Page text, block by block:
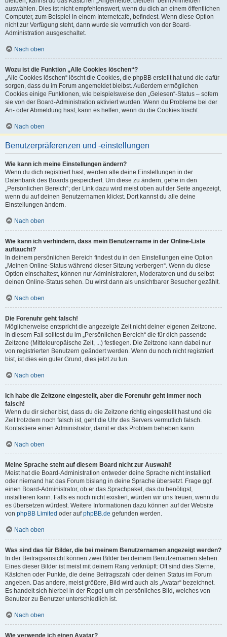
auswählen. Dies ist nicht empfehlenswert, wenn du dich an einem öffentlichen
Computer, zum Beispiel in einem Internetcafé, befindest. Wenn diese Option
nicht zur Verfügung steht, dann wurde sie vermutlich von der Board-
Administration ausgeschaltet.
Nach oben
Wozu ist die Funktion „Alle Cookies löschen“?
„Alle Cookies löschen“ löscht die Cookies, die phpBB erstellt hat und die dafür
sorgen, dass du im Forum angemeldet bleibst. Außerdem ermöglichen
Cookies einige Funktionen, wie beispielsweise den „Gelesen“-Status – sofern
sie von der Board-Administration aktiviert wurden. Wenn du Probleme bei der
An- oder Abmeldung hast, kann es helfen, wenn du die Cookies löscht.
Nach oben
Benutzerpräferenzen und -einstellungen
Wie kann ich meine Einstellungen ändern?
Wenn du dich registriert hast, werden alle deine Einstellungen in der
Datenbank des Boards gespeichert. Um diese zu ändern, gehe in den
„Persönlichen Bereich“; der Link dazu wird meist oben auf der Seite angezeigt,
wenn du auf deinen Benutzernamen klickst. Dort kannst du alle deine
Einstellungen ändern.
Nach oben
Wie kann ich verhindern, dass mein Benutzername in der Online-Liste
auftaucht?
In deinem persönlichen Bereich findest du in den Einstellungen eine Option
„Meinen Online-Status während dieser Sitzung verbergen“. Wenn du diese
Option einschaltest, können nur Administratoren, Moderatoren und du selbst
deinen Online-Status sehen. Du wirst dann als unsichtbarer Besucher gezählt.
Nach oben
Die Forenuhr geht falsch!
Möglicherweise entspricht die angezeigte Zeit nicht deiner eigenen Zeitzone.
In diesem Fall solltest du im „Persönlichen Bereich“ die für dich passende
Zeitzone (Mitteleuropäische Zeit, ...) festlegen. Die Zeitzone kann dabei nur
von registrierten Benutzern geändert werden. Wenn du noch nicht registriert
bist, ist dies ein guter Grund, dies jetzt zu tun.
Nach oben
Ich habe die Zeitzone eingestellt, aber die Forenuhr geht immer noch
falsch!
Wenn du dir sicher bist, dass du die Zeitzone richtig eingestellt hast und die
Zeit trotzdem noch falsch ist, geht die Uhr des Servers vermutlich falsch.
Kontaktiere einen Administrator, damit er das Problem beheben kann.
Nach oben
Meine Sprache steht auf diesem Board nicht zur Auswahl!
Meist hat die Board-Administration entweder deine Sprache nicht installiert
oder niemand hat das Forum bislang in deine Sprache übersetzt. Frage ggf.
einen Board-Administrator, ob er das Sprachpaket, das du benötigst,
installieren kann. Falls es noch nicht existiert, würden wir uns freuen, wenn du
es übersetzen würdest. Weitere Informationen dazu können auf der Website
von phpBB Limited oder aufphpBB.de gefunden werden.
Nach oben
Was sind das für Bilder, die bei meinem Benutzernamen angezeigt werden?
In der Beitragsansicht können zwei Bilder bei deinem Benutzernamen stehen.
Eines dieser Bilder ist meist mit deinem Rang verknüpft: Oft sind dies Sterne,
Kästchen oder Punkte, die deine Beitragszahl oder deinen Status im Forum
angeben. Das andere, meist größere, Bild wird auch als „Avatar“ bezeichnet.
Es handelt sich hierbei in der Regel um ein persönliches Bild, welches von
Benutzer zu Benutzer unterschiedlich ist.
Nach oben
Wie verwende ich einen Avatar?